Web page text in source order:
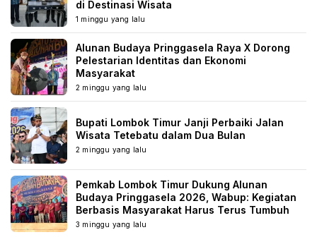
di Destinasi Wisata
1 minggu yang lalu
Alunan Budaya Pringgasela Raya X Dorong
Pelestarian Identitas dan Ekonomi
Masyarakat
2 minggu yang lalu
Bupati Lombok Timur Janji Perbaiki Jalan
Wisata Tetebatu dalam Dua Bulan
2 minggu yang lalu
Pemkab Lombok Timur Dukung Alunan
Budaya Pringgasela 2026, Wabup: Kegiatan
Berbasis Masyarakat Harus Terus Tumbuh
3 minggu yang lalu